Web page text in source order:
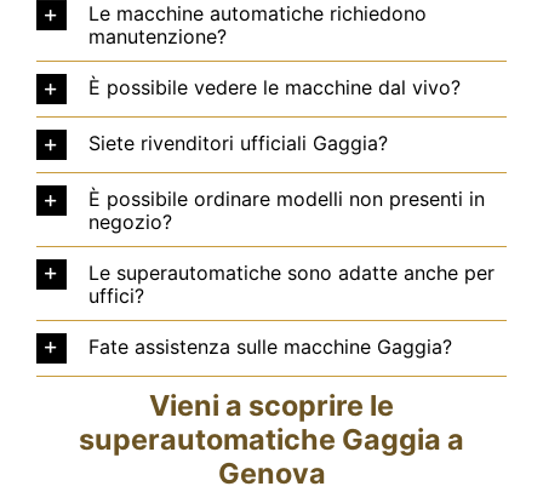
Le macchine automatiche richiedono
manutenzione?
È possibile vedere le macchine dal vivo?
Siete rivenditori ufficiali Gaggia?
È possibile ordinare modelli non presenti in
negozio?
Le superautomatiche sono adatte anche per
uffici?
Fate assistenza sulle macchine Gaggia?
Vieni a scoprire le
superautomatiche Gaggia a
Genova